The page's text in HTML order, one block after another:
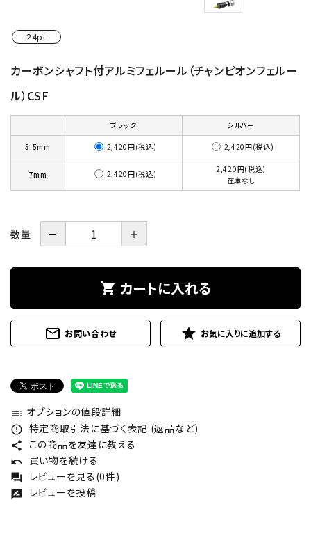
24pt
カーボンシャフト付アルミフェルール（チャンピオンフェルー
ル）CSF
ブラック シルバー
5.5mm 2,420円(税込) 2,420円(税込)
7mm 2,420円(税込)
2,420円(税込)
在庫なし
数量 － ＋
shopping_cart カートに入れる
mail_outline お問い合わせ star
toc オプションの値段詳細
error_outline 特定商取引法に基づく表記 (返品など)
share この商品を友達に教える
undo 買い物を続ける
forum レビューを見る(0件)
rate_review レビューを投稿